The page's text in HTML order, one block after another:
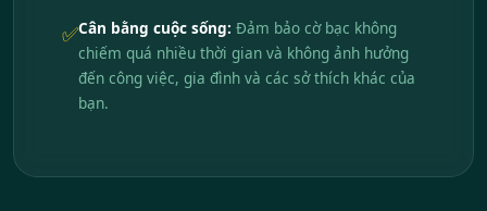
✅Cân bằng cuộc sống: Đảm bảo cờ bạc không
chiếm quá nhiều thời gian và không ảnh hưởng
đến công việc, gia đình và các sở thích khác của
bạn.